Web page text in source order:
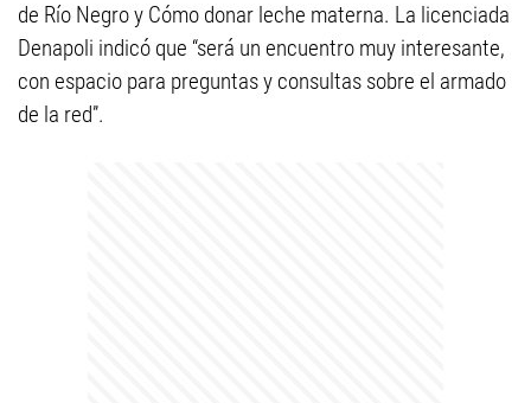
de Río Negro y Cómo donar leche materna. La licenciada
Denapoli indicó que “será un encuentro muy interesante,
con espacio para preguntas y consultas sobre el armado
de la red”.